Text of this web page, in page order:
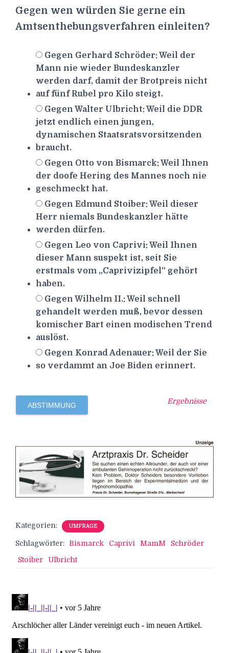
Gegen wen würden Sie gerne ein
Amtsenthebungsverfahren einleiten?
Gegen Gerhard Schröder: Weil der
Mann nie wieder Bundeskanzler
werden darf, damit der Brotpreis nicht
auf fünf Rubel pro Kilo steigt.
Gegen Walter Ulbricht: Weil die DDR
jetzt endlich einen jungen,
dynamischen Staatsratsvorsitzenden
braucht.
Gegen Otto von Bismarck: Weil Ihnen
der doofe Hering des Mannes noch nie
geschmeckt hat.
Gegen Edmund Stoiber: Weil dieser
Herr niemals Bundeskanzler hätte
werden dürfen.
Gegen Leo von Caprivi: Weil Ihnen
dieser Mann suspekt ist, seit Sie
erstmals vom „Caprivizipfel“ gehört
haben.
Gegen Wilhelm II.: Weil schnell
gehandelt werden muß, bevor dessen
komischer Bart einen modischen Trend
auslöst.
Gegen Konrad Adenauer: Weil der Sie
so verdammt an Joe Biden erinnert.
Ergebnisse
Kategorien: UMFRAGE
Schlagwörter: Bismarck Caprivi MamM
Schröder
Stoiber
Ulbricht